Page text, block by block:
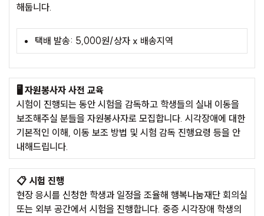
해둡니다.
택배 발송: 5,000원/상자 x 배송지역
🖥️ 자원봉사자 사전 교육
시험이 진행되는 동안 시험을 감독하고 학생들의 실내 이동을
보조해주실 분들을 자원봉사자로 모집합니다. 시각장애에 대한
기본적인 이해, 이동 보조 방법 및 시험 감독 진행요령 등을 안
내해드립니다.
📋 시험 진행
현장 응시를 신청한 학생과 일정을 조율해 행복나눔재단 회의실
또는 외부 공간에서 시험을 진행합니다. 중증 시각장애 학생의